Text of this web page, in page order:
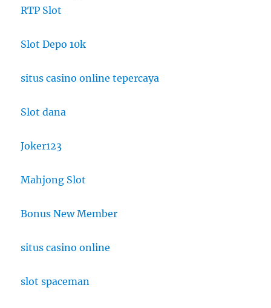
RTP Slot
Slot Depo 10k
situs casino online tepercaya
Slot dana
Joker123
Mahjong Slot
Bonus New Member
situs casino online
slot spaceman